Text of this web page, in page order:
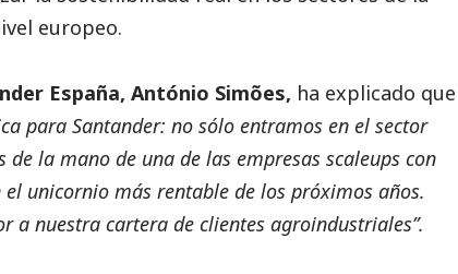
europeo.
España, António Simões, ha explicado que
para Santander: no sólo entramos en el sector
la mano de una de las empresas scaleups con
unicornio más rentable de los próximos años.
a nuestra cartera de clientes agroindustriales”.